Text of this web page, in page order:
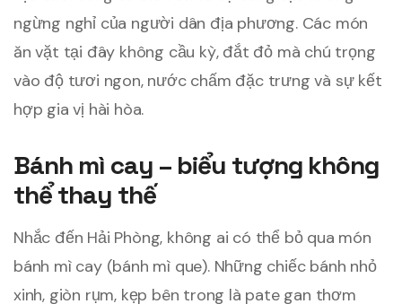
ngừng nghỉ của người dân địa phương. Các món
ăn vặt tại đây không cầu kỳ, đắt đỏ mà chú trọng
vào độ tươi ngon, nước chấm đặc trưng và sự kết
hợp gia vị hài hòa.
Bánh mì cay – biểu tượng không
thể thay thế
Nhắc đến Hải Phòng, không ai có thể bỏ qua món
bánh mì cay (bánh mì que). Những chiếc bánh nhỏ
xinh, giòn rụm, kẹp bên trong là pate gan thơm